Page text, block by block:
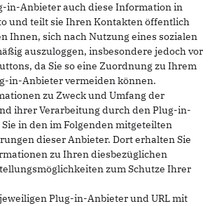
in-Anbieter auch diese Information in
und teilt sie Ihren Kontakten öffentlich
Ihnen, sich nach Nutzung eines sozialen
auszuloggen, insbesondere jedoch vor
da Sie so eine Zuordnung zu Ihrem
in-Anbieter vermeiden können.
zu Zweck und Umfang der
ihrer Verarbeitung durch den Plug-in-
in den im Folgenden mitgeteilten
dieser Anbieter. Dort erhalten Sie
zu Ihren diesbezüglichen
zum Schutze Ihrer
Plug-in-Anbieter und URL mit